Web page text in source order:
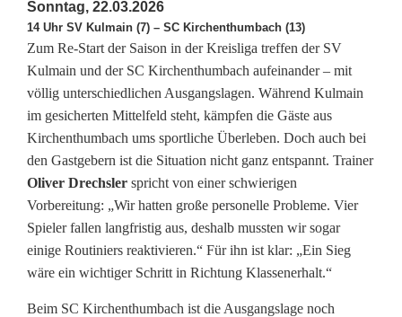
s
l
i
g
a
N
o
r
d
Sonntag, 22.03.2026
14 Uhr SV Kulmain (7) – SC Kirchenthumbach (13)
Zum Re-Start der Saison in der Kreisliga treffen der SV
Kulmain und der SC Kirchenthumbach aufeinander – mit
völlig unterschiedlichen Ausgangslagen. Während Kulmain
im gesicherten Mittelfeld steht, kämpfen die Gäste aus
Kirchenthumbach ums sportliche Überleben. Doch auch bei
den Gastgebern ist die Situation nicht ganz entspannt. Trainer
Oliver Drechsler spricht von einer schwierigen
Vorbereitung: „Wir hatten große personelle Probleme. Vier
Spieler fallen langfristig aus, deshalb mussten wir sogar
einige Routiniers reaktivieren.“ Für ihn ist klar: „Ein Sieg
wäre ein wichtiger Schritt in Richtung Klassenerhalt.“
Beim SC Kirchenthumbach ist die Ausgangslage noch